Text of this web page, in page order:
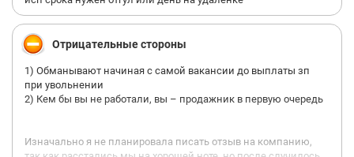
было видно по коллективу, как сотрудники немного
расслаблялись в эмоциональном плане. Очень жаль что
попала под руководство именно такого человека. Уверена, что
в компании есть не мало хороших руководителей.
Отрицательные стороны
1) Обманывают начиная с самой вакансии до выплаты зп
при увольнении
2) Кем бы вы не работали, вы – продажник в первую очередь
Изначально я не планировала писать отзыв на компанию,